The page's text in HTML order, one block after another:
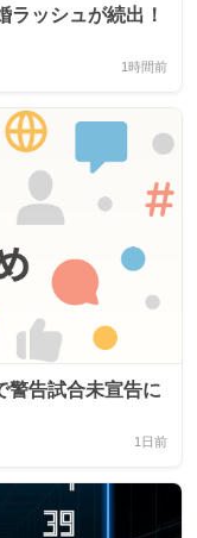
ラッシュが続出！
1時間前
警告試合未宣告に
1日前